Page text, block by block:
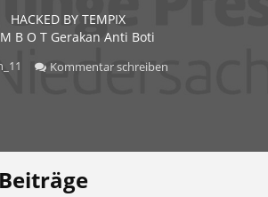
HACKED BY TEMPIX
M B O T Gerakan Anti Boti
Kommentar schreiben